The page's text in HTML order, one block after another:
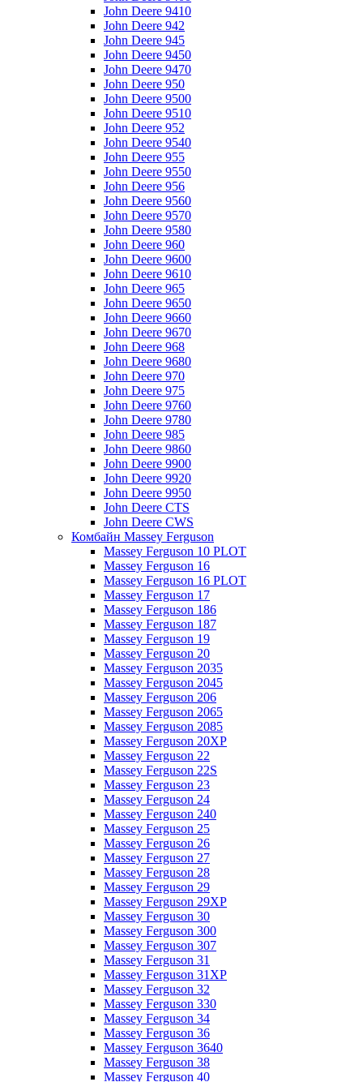
John Deere 9410
John Deere 942
John Deere 945
John Deere 9450
John Deere 9470
John Deere 950
John Deere 9500
John Deere 9510
John Deere 952
John Deere 9540
John Deere 955
John Deere 9550
John Deere 956
John Deere 9560
John Deere 9570
John Deere 9580
John Deere 960
John Deere 9600
John Deere 9610
John Deere 965
John Deere 9650
John Deere 9660
John Deere 9670
John Deere 968
John Deere 9680
John Deere 970
John Deere 975
John Deere 9760
John Deere 9780
John Deere 985
John Deere 9860
John Deere 9900
John Deere 9920
John Deere 9950
John Deere CTS
John Deere CWS
Комбайн Massey Ferguson
Massey Ferguson 10 PLOT
Massey Ferguson 16
Massey Ferguson 16 PLOT
Massey Ferguson 17
Massey Ferguson 186
Massey Ferguson 187
Massey Ferguson 19
Massey Ferguson 20
Massey Ferguson 2035
Massey Ferguson 2045
Massey Ferguson 206
Massey Ferguson 2065
Massey Ferguson 2085
Massey Ferguson 20XP
Massey Ferguson 22
Massey Ferguson 22S
Massey Ferguson 23
Massey Ferguson 24
Massey Ferguson 240
Massey Ferguson 25
Massey Ferguson 26
Massey Ferguson 27
Massey Ferguson 28
Massey Ferguson 29
Massey Ferguson 29XP
Massey Ferguson 30
Massey Ferguson 300
Massey Ferguson 307
Massey Ferguson 31
Massey Ferguson 31XP
Massey Ferguson 32
Massey Ferguson 330
Massey Ferguson 34
Massey Ferguson 36
Massey Ferguson 3640
Massey Ferguson 38
Massey Ferguson 40